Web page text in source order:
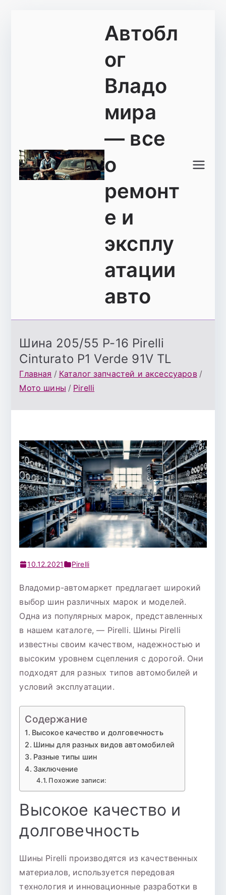
Автобл
ог
Владо
мира
— все
о
ремонт
е и
эксплу
атации
авто
Шина 205/55 Р-16 Pirelli
Cinturato P1 Verde 91V TL
Главная
Каталог запчастей и аксессуаров
Мото шины
Pirelli
10.12.2021 Pirelli
Владомир-автомаркет предлагает широкий
выбор шин различных марок и моделей.
Одна из популярных марок, представленных
в нашем каталоге, — Pirelli. Шины Pirelli
известны своим качеством, надежностью и
высоким уровнем сцепления с дорогой. Они
подходят для разных типов автомобилей и
условий эксплуатации.
Содержание
Высокое качество и долговечность
Шины для разных видов автомобилей
Разные типы шин
Заключение
Похожие записи:
Высокое качество и
долговечность
Шины Pirelli производятся из качественных
материалов, используется передовая
технология и инновационные разработки в